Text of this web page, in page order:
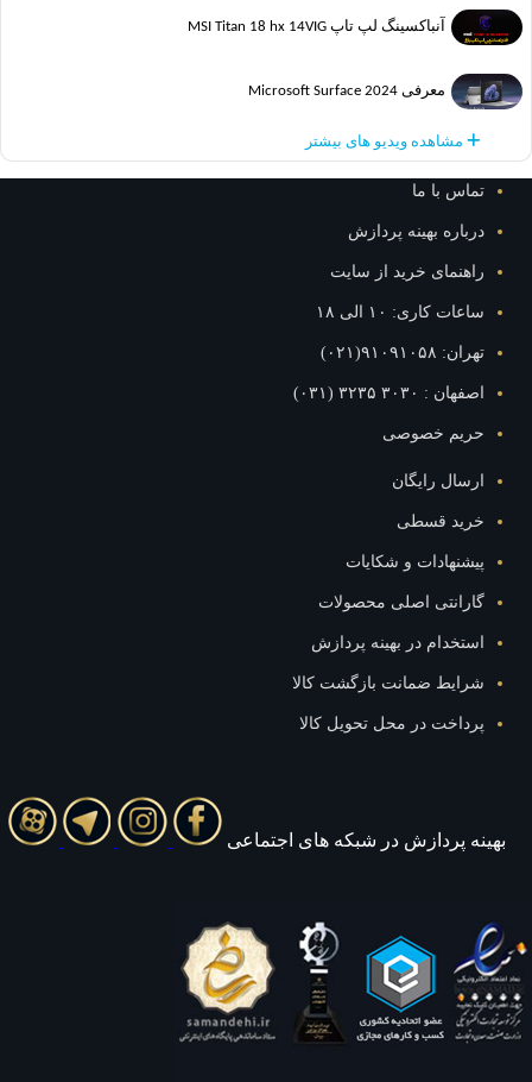
آنباکسینگ لپ تاپ MSI Titan 18 hx 14VIG
معرفی Microsoft Surface 2024
مشاهده ویدیو های بیشتر
با ما
بهینه پردازش
خرید از سایت
کاری: ۱۰ الی ۱۸
۳۰۳۰ ۳۲۳۵ (۰۳۱)
خصوصی
رایگان
قسطی
و شکایات
اصلی محصولات
در بهینه پردازش
ضمانت بازگشت کالا
در محل تحویل کالا
پردازش در شبکه های اجتماعی